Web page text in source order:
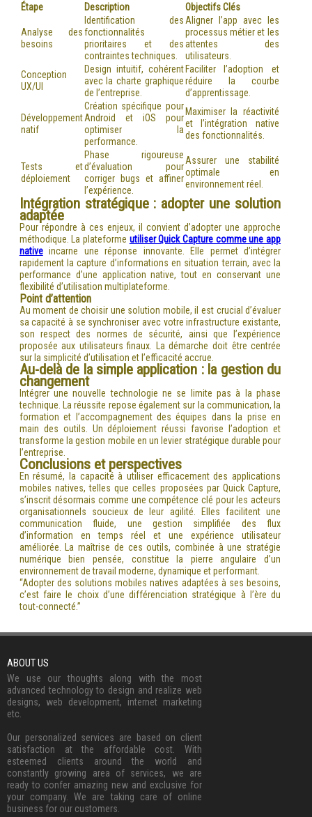
Étape
Description Objectifs Clés
Analyse des
besoins
Identification des
fonctionnalités
prioritaires et des
contraintes techniques.
Aligner l’app avec les
processus métier et les
attentes des
utilisateurs.
Conception
UX/UI
Design intuitif, cohérent
avec la charte graphique
de l’entreprise.
Faciliter l’adoption et
réduire la courbe
d’apprentissage.
Développement
natif
Création spécifique pour
Android et iOS pour
optimiser la
performance.
Maximiser la réactivité
et l’intégration native
des fonctionnalités.
Tests et
déploiement
Phase rigoureuse
d’évaluation pour
corriger bugs et affiner
l’expérience.
Assurer une stabilité
optimale en
environnement réel.
Intégration stratégique : adopter une solution
adaptée
Pour répondre à ces enjeux, il convient d’adopter une approche
méthodique. La plateforme utiliser Quick Capture comme une app
nativeincarne une réponse innovante. Elle permet d’intégrer
rapidement la capture d’informations en situation terrain, avec la
performance d’une application native, tout en conservant une
flexibilité d’utilisation multiplateforme.
Point d’attention
Au moment de choisir une solution mobile, il est crucial d’évaluer
sa capacité à se synchroniser avec votre infrastructure existante,
son respect des normes de sécurité, ainsi que l’expérience
proposée aux utilisateurs finaux. La démarche doit être centrée
sur la simplicité d’utilisation et l’efficacité accrue.
Au-delà de la simple application : la gestion du
changement
Intégrer une nouvelle technologie ne se limite pas à la phase
technique. La réussite repose également sur la communication, la
formation et l’accompagnement des équipes dans la prise en
main des outils. Un déploiement réussi favorise l’adoption et
transforme la gestion mobile en un levier stratégique durable pour
l’entreprise.
Conclusions et perspectives
En résumé, la capacité à utiliser efficacement des applications
mobiles natives, telles que celles proposées par Quick Capture,
s’inscrit désormais comme une compétence clé pour les acteurs
organisationnels soucieux de leur agilité. Elles facilitent une
communication fluide, une gestion simplifiée des flux
d’information en temps réel et une expérience utilisateur
améliorée. La maîtrise de ces outils, combinée à une stratégie
numérique bien pensée, constitue la pierre angulaire d’un
environnement de travail moderne, dynamique et performant.
“Adopter des solutions mobiles natives adaptées à ses besoins,
c’est faire le choix d’une différenciation stratégique à l’ère du
tout-connecté.”
ABOUT US
We use our thoughts along with the most
advanced technology to design and realize web
designs, web development, internet marketing
etc.
Our personalized services are based on client
satisfaction at the affordable cost. With
esteemed clients around the world and
constantly growing area of services, we are
ready to confer amazing new and exclusive for
your company. We are taking care of online
business for our customers.